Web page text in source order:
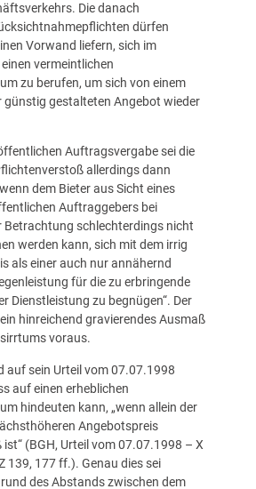
Die danach
dürfen
Vorwand liefern, sich im
vermeintlichen
zu berufen, um sich von einem
günstig gestalteten Angebot wieder
Auftragsvergabe sei die
allerdings dann
dem Bieter aus Sicht eines
Auftraggebers bei
schlechterdings nicht
werden kann, sich mit dem irrig
als einer auch nur annähernd
für die zu erbringende
Dienstleistung zu begnügen“. Der
hinreichend gravierendes Ausmaß
voraus.
auf sein Urteil vom 07.07.1998
auf einen erheblichen
hindeuten kann, „wenn allein der
Angebotspreis
(BGH, Urteil vom 07.07.1998 – X
139, 177 ff.). Genau dies sei
des Abstands zwischen dem